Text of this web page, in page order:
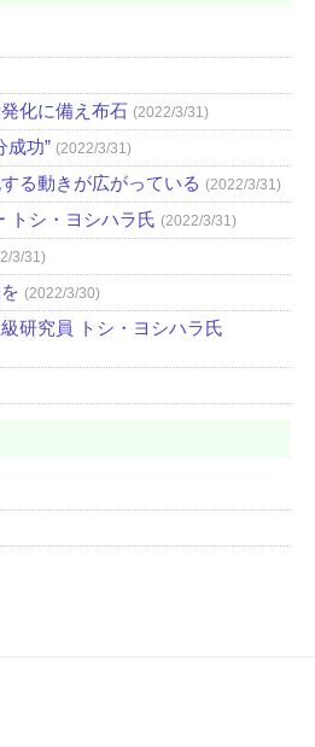
化に備え布石 (2022/3/31)
成功” (2022/3/31)
る動きが広がっている (2022/3/31)
トシ・ヨシハラ氏 (2022/3/31)
3/31)
(2022/3/30)
研究員 トシ・ヨシハラ氏